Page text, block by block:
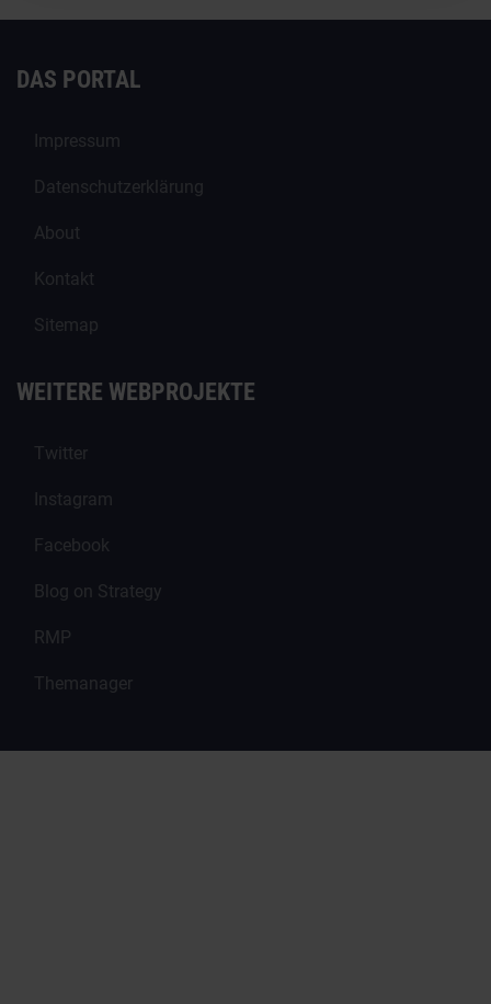
DAS PORTAL
Impressum
Datenschutzerklärung
About
Kontakt
Sitemap
WEITERE WEBPROJEKTE
Twitter
Instagram
Facebook
Blog on Strategy
RMP
Themanager